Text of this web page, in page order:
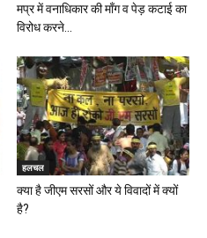
मप्र में वनाधिकार की माँग व पेड़ कटाई का
विरोध करने...
हलचल
क्या है जीएम सरसों और ये विवादों में क्यों
है?